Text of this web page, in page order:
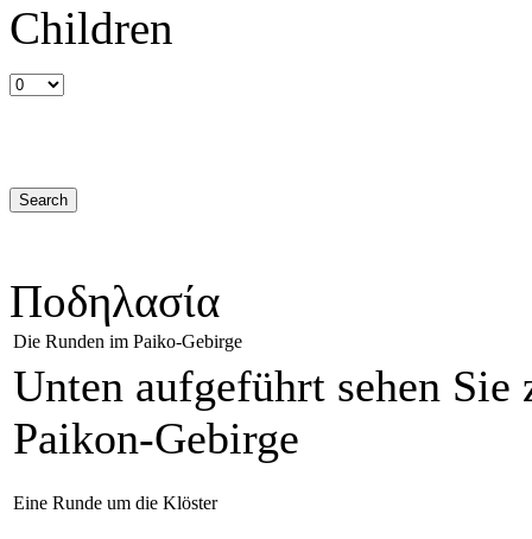
Children
Ποδηλασία
Die Runden im Paiko-Gebirge
Unten aufgeführt sehen
Paikon-Gebirge
Eine Runde um die Klöster